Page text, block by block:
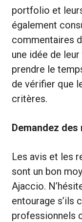
portfolio et
également
commentaires
une idée de
prendre le
de vérifier que
critères.
Demandez
Les avis et les
sont un bon
Ajaccio.
entourage s’ils
professionnels